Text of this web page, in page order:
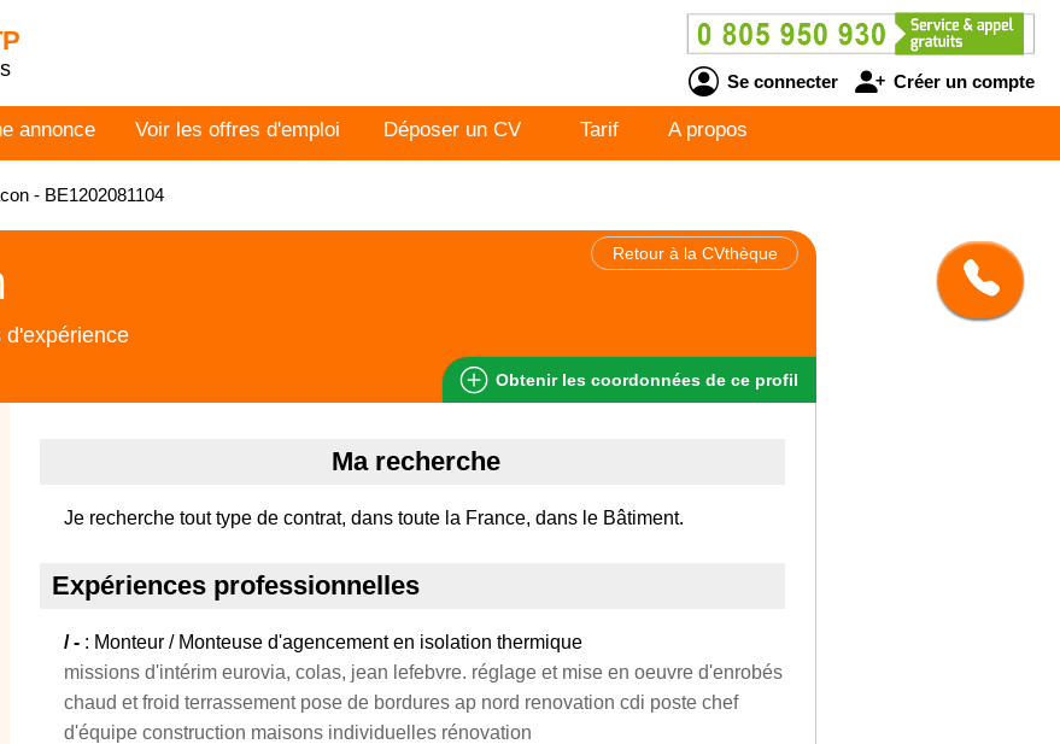
Se connecter Créer un compte
annonce Voir les offres d'emploi Déposer un CV Tarif A propos
- BE1202081104
Retour à la CVthèque
d'expérience
Obtenir les coordonnées de ce profil
Ma recherche
Je recherche tout type de contrat, dans toute la France, dans le Bâtiment.
Expériences professionnelles
/ - : Monteur / Monteuse d'agencement en isolation thermique
missions d'intérim eurovia, colas, jean lefebvre. réglage et mise en oeuvre d'enrobés
chaud et froid terrassement pose de bordures ap nord renovation cdi poste chef
d'équipe construction maisons individuelles rénovation